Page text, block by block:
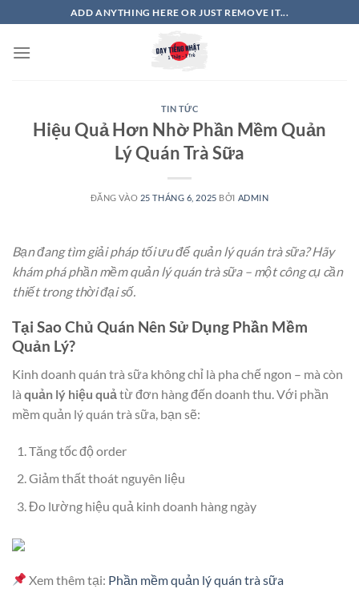
qua
nội
ADD ANYTHING HERE OR JUST REMOVE IT...
TIN TỨC
Hiệu Quả Hơn Nhờ Phần Mềm Quản
Lý Quán Trà Sữa
ĐĂNG VÀO 25 THÁNG 6, 2025 BỞI ADMIN
Bạn đang tìm giải pháp tối ưu để quản lý quán trà sữa? Hãy
khám phá phần mềm quản lý quán trà sữa – một công cụ cần
thiết trong thời đại số.
Tại Sao Chủ Quán Nên Sử Dụng Phần Mềm
Quản Lý?
Kinh doanh quán trà sữa không chỉ là pha chế ngon – mà còn
là quản lý hiệu quảtừ đơn hàng đến doanh thu. Với phần
mềm quản lý quán trà sữa, bạn sẽ:
Tăng tốc độ order
Giảm thất thoát nguyên liệu
Đo lường hiệu quả kinh doanh hàng ngày
Xem thêm tại: Phần mềm quản lý quán trà sữa